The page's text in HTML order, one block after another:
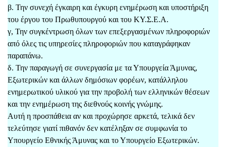
β. Την συνεχή έγκαιρη και έγκυρη ενημέρωση και υποστήριξη
του έργου του Πρωθυπουργού και του ΚΥ.Σ.Ε.Α.
γ, Την συγκέντρωση όλων των επεξεργασμένων πληροφοριών
από όλες τις υπηρεσίες πληροφοριών που καταγράφηκαν
παραπάνω.
δ. Την παραγωγή σε συνεργασία με τα Υπουργεία Άμυνας,
Εξωτερικών και άλλων δημόσιων φορέων, κατάλληλου
ενημερωτικού υλικού για την προβολή των ελληνικών θέσεων
και την ενημέρωση της διεθνούς κοινής γνώμης.
Αυτή η προσπάθεια αν και προχώρησε αρκετά, τελικά δεν
τελεύτησε γιατί πιθανόν δεν κατέληξαν σε συμφωνία το
Υπουργείο Εθνικής Άμυνας και το Υπουργείο Εξωτερικών.